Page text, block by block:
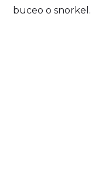
buceo o snorkel.